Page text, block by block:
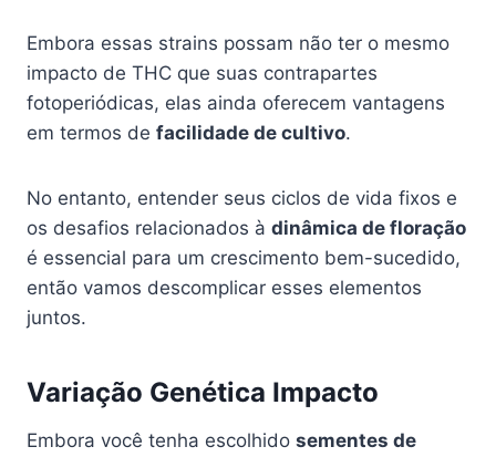
Embora essas strains possam não ter o mesmo
impacto de THC que suas contrapartes
fotoperiódicas, elas ainda oferecem vantagens
em termos de facilidade de cultivo.
No entanto, entender seus ciclos de vida fixos e
os desafios relacionados à dinâmica de floração
é essencial para um crescimento bem-sucedido,
então vamos descomplicar esses elementos
juntos.
Variação Genética Impacto
Embora você tenha escolhido sementes de